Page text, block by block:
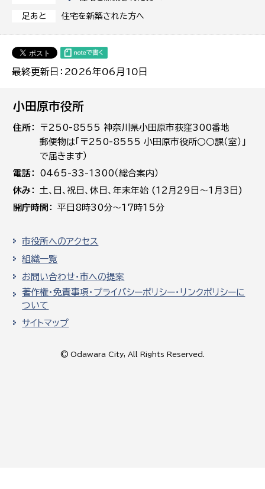
足あと 住宅を新築された方へ
最終更新日：2026年06月10日
小田原市役所
住所
〒250-8555 神奈川県小田原市荻窪300番地
郵便物は「〒250-8555 小田原市役所○○課（室）」
で届きます）
電話
0465-33-1300（総合案内）
休み
土､日､祝日、休日、年末年始 (12月29日～1月3日)
開庁時間
平日8時30分～17時15分
市役所へのアクセス
組織一覧
お問い合わせ・市への提案
著作権・免責事項・プライバシーポリシー・リンクポリシーに
ついて
サイトマップ
© Odawara City, All Rights Reserved.